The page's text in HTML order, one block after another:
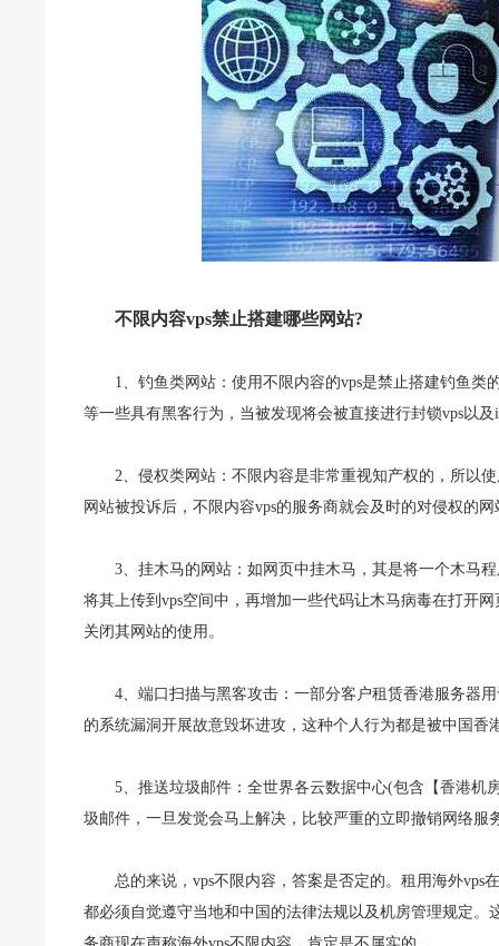
不限内容vps禁止搭建哪些网站?
1、钓鱼类网站：使用不限内容的vps是禁止搭建钓鱼
等一些具有黑客行为，当被发现将会被直接进行封锁vps以
2、侵权类网站：不限内容是非常重视知产权的，所以
网站被投诉后，不限内容vps的服务商就会及时的对侵权的
3、挂木马的网站：如网页中挂木马，其是将一个木马
将其上传到vps空间中，再增加一些代码让木马病毒在打开
关闭其网站的使用。
4、端口扫描与黑客攻击：一部分客户租赁香港服务器
的系统漏洞开展故意毁坏进攻，这种个人行为都是被中国
5、推送垃圾邮件：全世界各云数据中心(包含【香港机
圾邮件，一旦发觉会马上解决，比较严重的立即撤销网络服
总的来说，vps不限内容，答案是否定的。租用海外
都必须自觉遵守当地和中国的法律法规以及机房管理规定